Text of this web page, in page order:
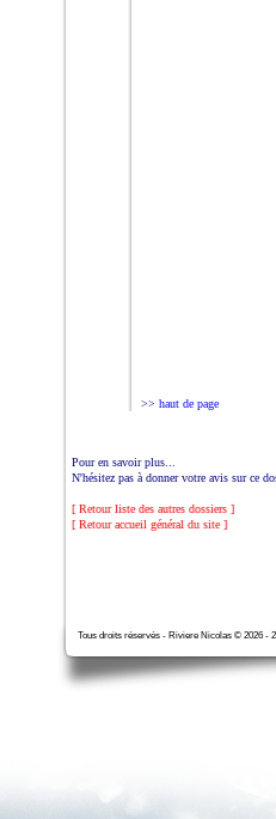
>> haut de page
Pour en savoir plus...
N'hésitez pas à donner votre avis sur ce
[ Retour liste des autres dossiers ]
[ Retour accueil général du site ]
Tous droits réservés - Riviere Nicolas © 2026 -